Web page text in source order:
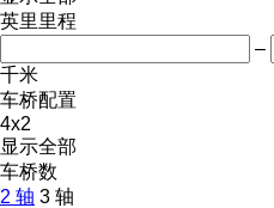
英里里程
–
千米
车桥配置
4x2
显示全部
车桥数
2 轴 3 轴